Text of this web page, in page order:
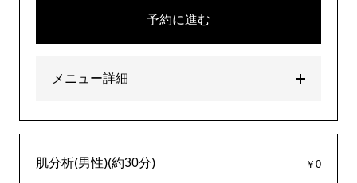
予約に進む
メニュー詳細
肌分析(男性)(約30分) ￥0